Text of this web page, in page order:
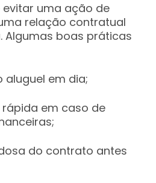
uma ação de
relação contratual
Algumas boas práticas
aluguel em dia;
em caso de
do contrato antes